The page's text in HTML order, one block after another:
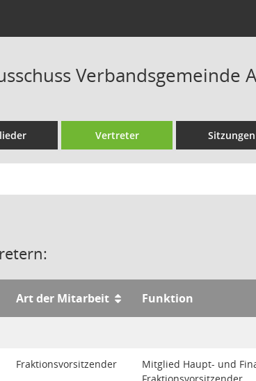
Verbandsgemeinde
Vertreter Sitzungen
Art der Mitarbeit Funktion
Fraktionsvorsitzender
Mitglied Haupt- und